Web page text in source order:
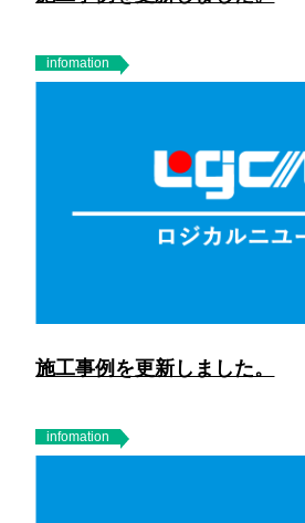
infomation
施工事例を更新しました。
infomation